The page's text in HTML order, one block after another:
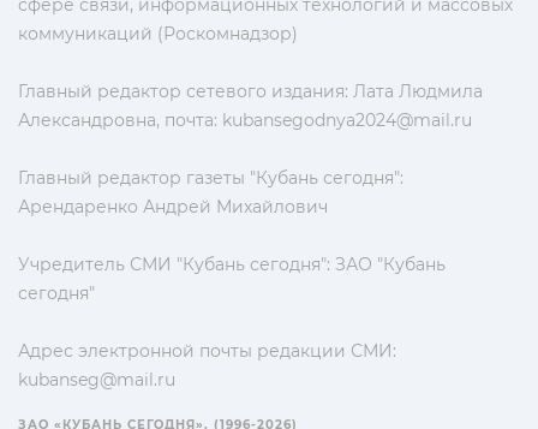
сфере связи, информационных технологий и массовых
коммуникаций (Роскомнадзор)
Главный редактор сетевого издания: Лата Людмила
Александровна, почта: kubansegodnya2024@mail.ru
Главный редактор газеты "Кубань сегодня":
Арендаренко Андрей Михайлович
Учредитель СМИ "Кубань сегодня": ЗАО "Кубань
сегодня"
Адрес электронной почты редакции СМИ:
kubanseg@mail.ru
ЗАО «КУБАНЬ СЕГОДНЯ». (1996-2026)